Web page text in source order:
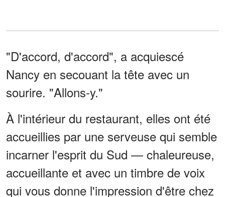
"D'accord, d'accord", a acquiescé
Nancy en secouant la tête avec un
sourire. "Allons-y."
À l'intérieur du restaurant, elles ont été
accueillies par une serveuse qui semble
incarner l'esprit du Sud — chaleureuse,
accueillante et avec un timbre de voix
qui vous donne l'impression d'être chez